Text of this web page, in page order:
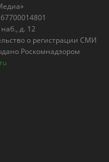
д. 12
о регистрации СМИ
Роскомнадзором